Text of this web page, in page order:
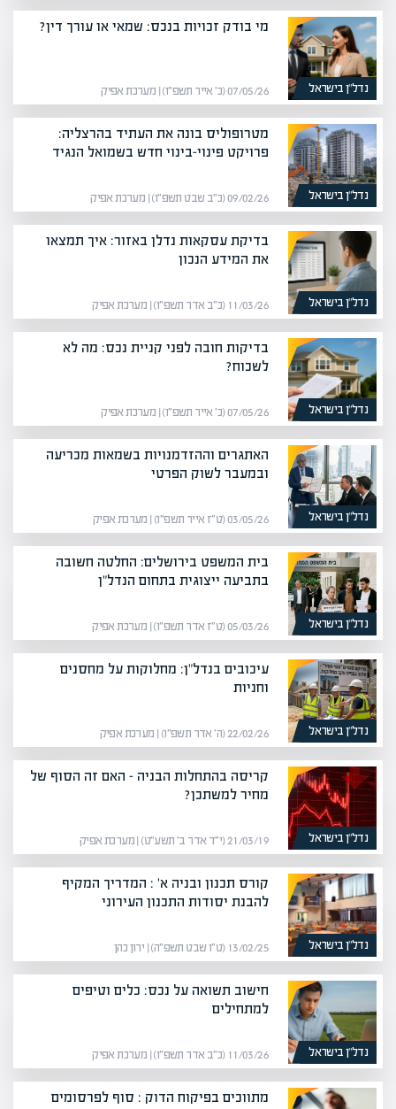
נדל”ן בישראל
מי בודק זכויות בנכס: שמאי או עורך דין?
07/05/26 (כ׳ אייר תשפ״ו) | מערכת אפיק
נדל”ן בישראל
מטרופוליס בונה את העתיד בהרצליה:
פרויקט פינוי-בינוי חדש בשמואל הנגיד
09/02/26 (כ״ב שבט תשפ״ו) | מערכת אפיק
נדל”ן בישראל
בדיקת עסקאות נדלן באזור: איך תמצאו
את המידע הנכון
11/03/26 (כ״ב אדר תשפ״ו) | מערכת אפיק
נדל”ן בישראל
בדיקות חובה לפני קניית נכס: מה לא
לשכוח?
07/05/26 (כ׳ אייר תשפ״ו) | מערכת אפיק
נדל”ן בישראל
האתגרים וההזדמנויות בשמאות מכריעה
ובמעבר לשוק הפרטי
03/05/26 (ט״ז אייר תשפ״ו) | מערכת אפיק
נדל”ן בישראל
בית המשפט בירושלים: החלטה חשובה
בתביעה ייצוגית בתחום הנדל"ן
05/03/26 (ט״ז אדר תשפ״ו) | מערכת אפיק
נדל”ן בישראל
עיכובים בנדל"ן: מחלוקות על מחסנים
וחניות
22/02/26 (ה׳ אדר תשפ״ו) | מערכת אפיק
נדל”ן בישראל
קריסה בהתחלות הבניה – האם זה הסוף של
מחיר למשתכן?
21/03/19 (י״ד אדר ב׳ תשע״ט) | מערכת אפיק
נדל”ן בישראל
קורס תכנון ובניה א' : המדריך המקיף
להבנת יסודות התכנון העירוני
13/02/25 (ט״ו שבט תשפ״ה) | ירון כהן
נדל”ן בישראל
חישוב תשואה על נכס: כלים וטיפים
למתחילים
11/03/26 (כ״ב אדר תשפ״ו) | מערכת אפיק
מתווכים בפיקוח הדוק : סוף לפרסומים